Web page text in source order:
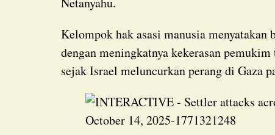
Kelompok hak asasi manusia menyatakan bahwa persetujuan permukiman, bersamaan
dengan meningkatnya kekerasan
sejak Israel meluncurkan perang di Gaza